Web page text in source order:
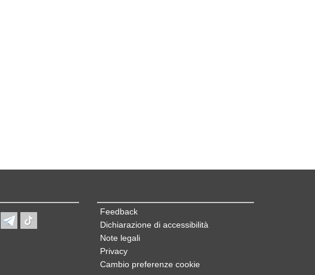
Feedback
Dichiarazione di accessibilità
Note legali
Privacy
Cambio preferenze cookie